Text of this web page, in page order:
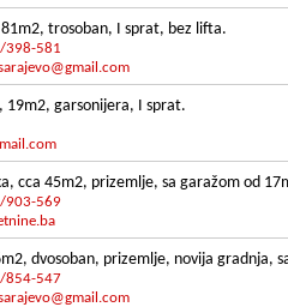
trosoban, I sprat, bez lifta.
398-581
19m2, garsonijera, I sprat.
cca 45m2, prizemlje, sa garažom od
903-569
dvosoban, prizemlje, novija gradnja,
854-547